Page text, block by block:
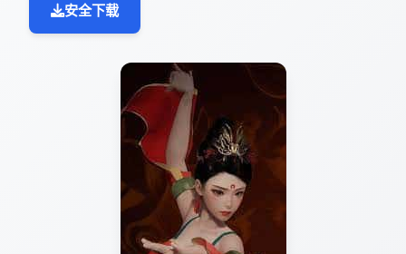
安全下载